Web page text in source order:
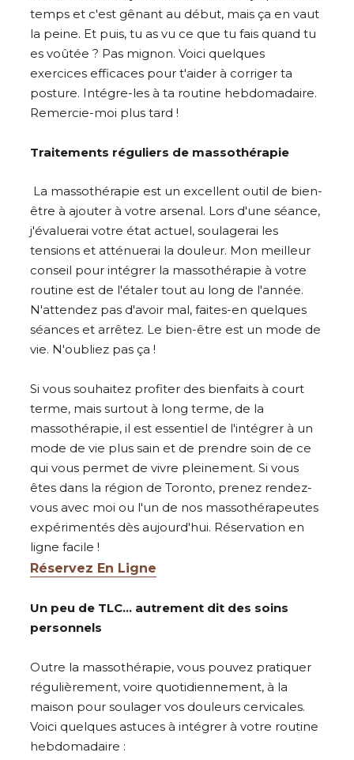
temps et c'est gênant au début, mais ça en vaut
la peine. Et puis, tu as vu ce que tu fais quand tu
es voûtée ? Pas mignon. Voici quelques
exercices efficaces pour t'aider à corriger ta
posture. Intégre-les à ta routine hebdomadaire.
Remercie-moi plus tard !
Traitements réguliers de massothérapie
La massothérapie est un excellent outil de bien-
être à ajouter à votre arsenal. Lors d'une séance,
j'évaluerai votre état actuel, soulagerai les
tensions et atténuerai la douleur. Mon meilleur
conseil pour intégrer la massothérapie à votre
routine est de l'étaler tout au long de l'année.
N'attendez pas d'avoir mal, faites-en quelques
séances et arrêtez. Le bien-être est un mode de
vie. N'oubliez pas ça !
Si vous souhaitez profiter des bienfaits à court
terme, mais surtout à long terme, de la
massothérapie, il est essentiel de l'intégrer à un
mode de vie plus sain et de prendre soin de ce
qui vous permet de vivre pleinement. Si vous
êtes dans la région de Toronto, prenez rendez-
vous avec moi ou l'un de nos massothérapeutes
expérimentés dès aujourd'hui. Réservation en
ligne facile !
Réservez En Ligne
Un peu de TLC… autrement dit des soins
personnels
Outre la massothérapie, vous pouvez pratiquer
régulièrement, voire quotidiennement, à la
maison pour soulager vos douleurs cervicales.
Voici quelques astuces à intégrer à votre routine
hebdomadaire :